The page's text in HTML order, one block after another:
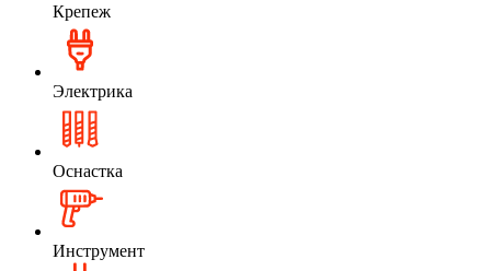
Крепеж
Электрика
Оснастка
Инструмент